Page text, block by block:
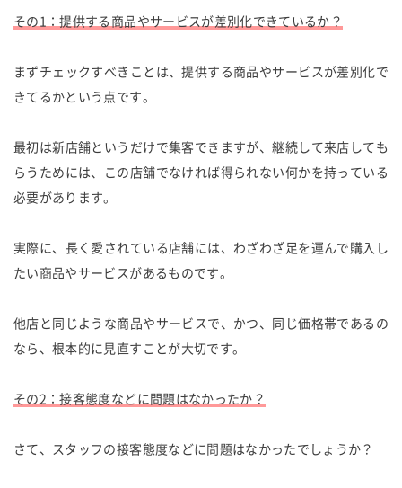
その1：提供する商品やサービスが差別化できているか？
まずチェックすべきことは、提供する商品やサービスが差別化で
きてるかという点です。
最初は新店舗というだけで集客できますが、継続して来店しても
らうためには、この店舗でなければ得られない何かを持っている
必要があります。
実際に、長く愛されている店舗には、わざわざ足を運んで購入し
たい商品やサービスがあるものです。
他店と同じような商品やサービスで、かつ、同じ価格帯であるの
なら、根本的に見直すことが大切です。
その2：接客態度などに問題はなかったか？
さて、スタッフの接客態度などに問題はなかったでしょうか？